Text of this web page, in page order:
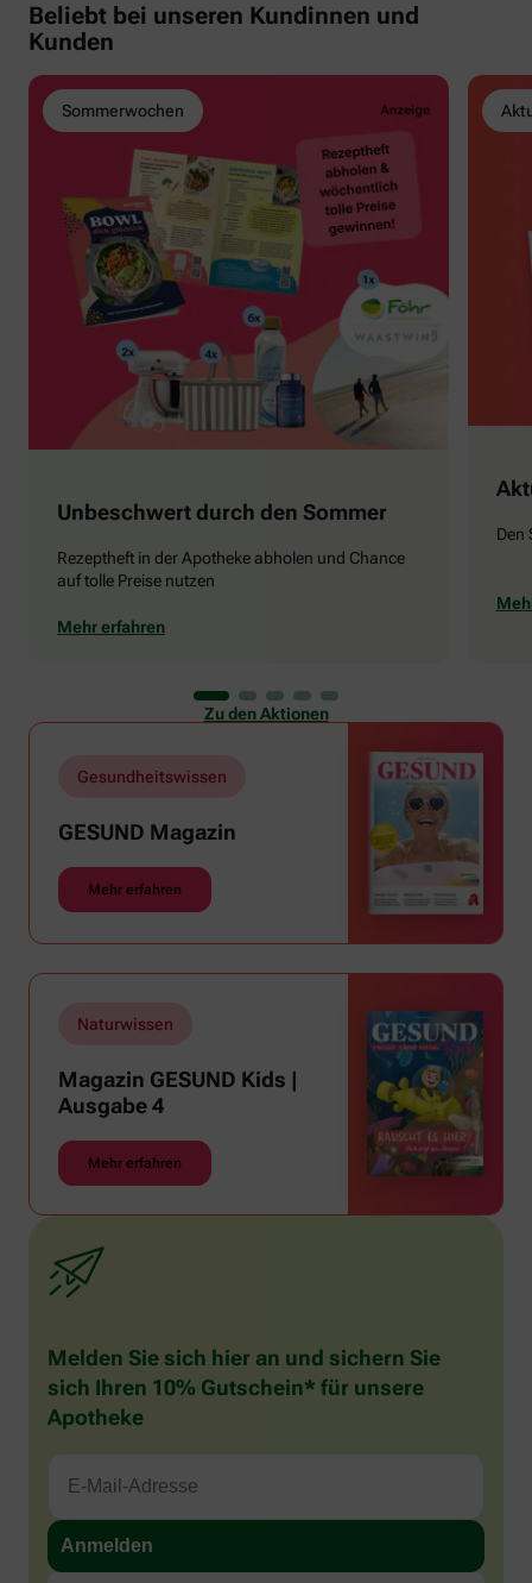
Beliebt bei unseren Kundinnen und
Kunden
Sommerwochen
Unbeschwert durch den Sommer
Rezeptheft in der Apotheke abholen und Chance
auf tolle Preise nutzen
Mehr erfahren
Den
Zu den Aktionen
Gesundheitswissen
GESUND Magazin
Mehr erfahren
Naturwissen
Magazin GESUND Kids |
Ausgabe 4
Mehr erfahren
Melden Sie sich hier an und sichern Sie
sich Ihren 10% Gutschein* für unsere
Apotheke